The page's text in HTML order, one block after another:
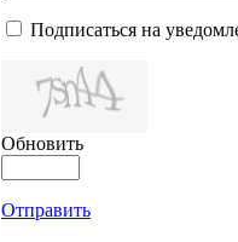
Подписаться на
Обновить
Отправить